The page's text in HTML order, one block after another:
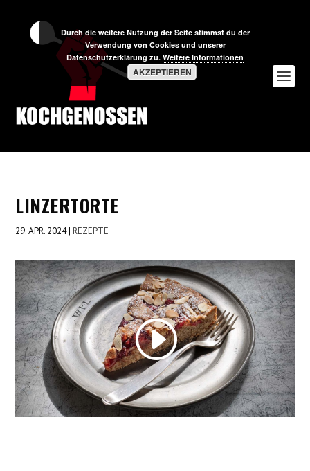
LINZERTORTE
29. APR. 2024|REZEPTE
Durch die weitere Nutzung der Seite stimmst du der
Verwendung von Cookies und unserer
Datenschutzerklärung zu. Weitere Informationen
AKZEPTIEREN